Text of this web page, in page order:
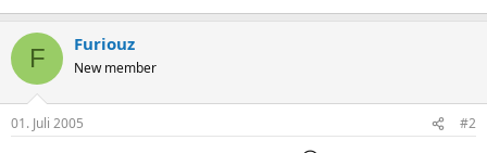
F Furiouz
New member
01. Juli 2005 #2